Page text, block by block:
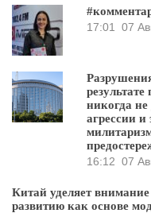
17:01
07
никогда
агрессии и
16:12 07
Китай уделяет
развитию как основе